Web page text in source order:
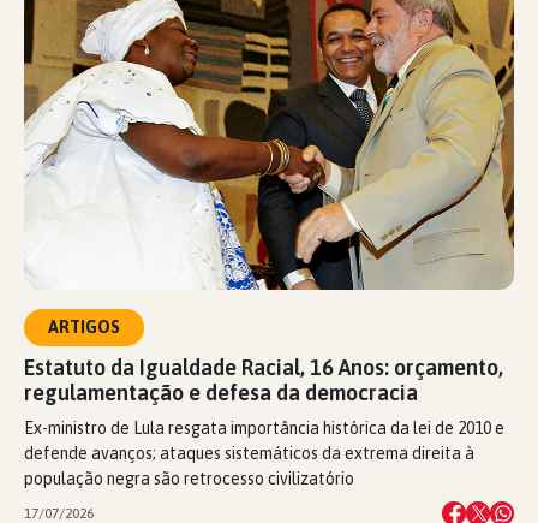
ARTIGOS
Estatuto da Igualdade Racial, 16 Anos: orçamento,
regulamentação e defesa da democracia
Ex-ministro de Lula resgata importância histórica da lei de 2010 e
defende avanços; ataques sistemáticos da extrema direita à
população negra são retrocesso civilizatório
17/07/2026